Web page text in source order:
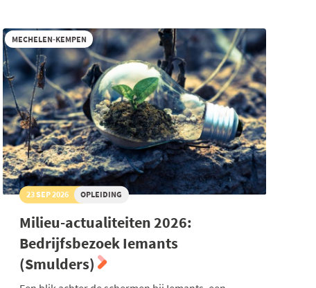
MECHELEN-KEMPEN
23 SEP 2026 OPLEIDING
Milieu-actualiteiten 2026:
Bedrijfsbezoek Iemants
(Smulders)